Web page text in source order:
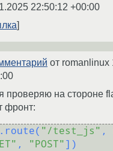
22:50:12 +00:00
от romanlinux
проверяю на стороне
фронт:
"/test_js" ,
, "POST" ] )